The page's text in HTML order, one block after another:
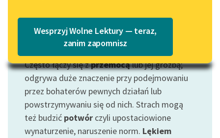
Lektury szkolne i klasyka
literatury do słuchania dla
uczennic i uczniów z
niepełnosprawnościami
E-kolekcja lektur
szkolnych i literatury do
słuchania dla uczennic i
uczniów z
Katalog w formacie PDF
Wesprzyj Wolne Lektury — teraz,
zanim zapomnisz
Motyw: Strach
Często łączy się zprzemocąlub jej groźbą;
odgrywa duże znaczenie przy podejmowaniu
przez bohaterów pewnych działań lub
powstrzymywaniu się od nich. Strach mogą
też budzić potwór czyli upostaciowione
wynaturzenie, naruszenie norm. Lękiem